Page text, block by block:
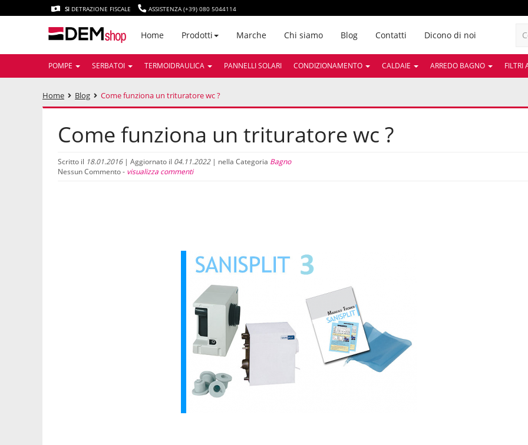
SI DETRAZIONE FISCALE ASSISTENZA (+39) 080 5044114
Home Prodotti Marche Chi siamo Blog Contatti Dicono di noi
POMPE SERBATOI TERMOIDRAULICA PANNELLI SOLARI CONDIZIONAMENTO CALDAIE ARREDO BAGNO FILTRI
Home Blog Come funziona un trituratore wc ?
Come funziona un trituratore wc ?
Scritto il 18.01.2016| Aggiornato il 04.11.2022| nella Categoria Bagno
Nessun Commento - visualizza commenti